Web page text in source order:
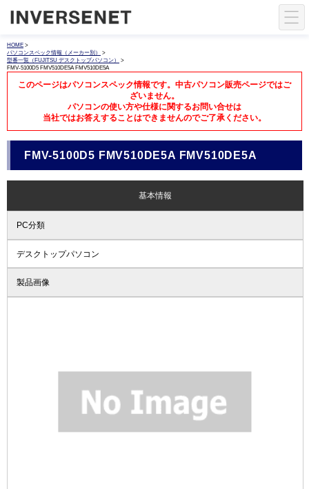
HOME >
パソコンスペック情報（メーカー別）
>
型番一覧（FUJITSU デスクトップパソコン）
>
FMV-5100D5 FMV510DE5A FMV510DE5A
このページはパソコンスペック情報です。中古パソコン販売ページではご
ざいません。
パソコンの使い方や仕様に関するお問い合せは
当社ではお答えすることはできませんのでご了承ください。
FMV-5100D5 FMV510DE5A FMV510DE5A
基本情報
PC分類
デスクトップパソコン
製品画像